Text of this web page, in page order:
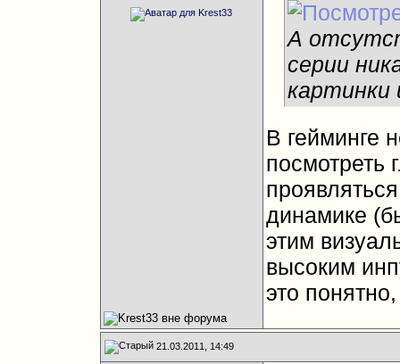
А
серии
картинки
В гейминге
посмотреть
динамике
этим
высоким
это
21.03.2011, 14:49